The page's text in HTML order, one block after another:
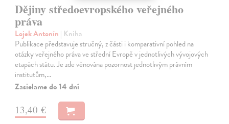
Dějiny středoevropského veřejného
práva
Lojek Antonín | Kniha
Publikace představuje stručný, z části i komparativní pohled na
otázky veřejného práva ve střední Evropě v jednotlivých vývojových
etapách státu. Je zde věnována pozornost jednotlivým právním
institutům,…
Zasielame do 14 dní
13,40 €